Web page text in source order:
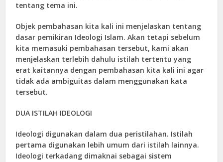
tentang tema ini.
Objek pembahasan kita kali ini menjelaskan tentang
dasar pemikiran Ideologi Islam. Akan tetapi sebelum
kita memasuki pembahasan tersebut, kami akan
menjelaskan terlebih dahulu istilah tertentu yang
erat kaitannya dengan pembahasan kita kali ini agar
tidak ada ambiguitas dalam menggunakan kata
tersebut.
DUA ISTILAH IDEOLOGI
Ideologi digunakan dalam dua peristilahan. Istilah
pertama digunakan lebih umum dari istilah lainnya.
Ideologi terkadang dimaknai sebagai sistem